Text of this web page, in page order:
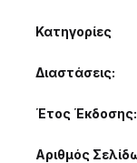
Κατηγορίες
Διαστάσεις
Έτος Έκδοσης
Αριθμός